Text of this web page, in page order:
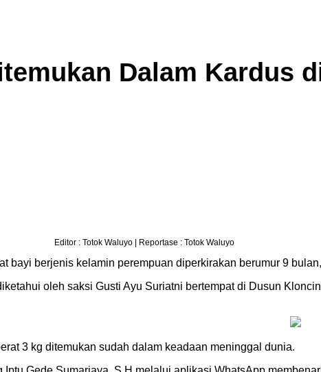
Dalam Kardus
Editor : Totok Waluyo | Reportase : Totok Waluyo
bayi berjenis kelamin perempuan diperkirakan berumur 9
oleh saksi Gusti Ayu Suriatni bertempat di Dusun
3 kg ditemukan sudah dalam keadaan meninggal dunia.